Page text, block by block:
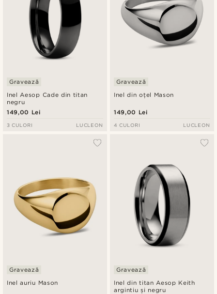
Inel Aesop Cade din titan
negru
Gravează
149,00 Lei
3 CULORI LUCLEON
Inel din oțel Mason
Gravează
149,00 Lei
4 CULORI LUCLEON
Inel auriu Mason
Gravează
Inel din titan Aesop Keith
argintiu și negru
Gravează